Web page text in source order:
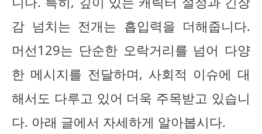
감 넘치는 전개는 흡입력을 더해줍니다.
머선129는 단순한 오락거리를 넘어 다양
한 메시지를 전달하며, 사회적 이슈에 대
해서도 다루고 있어 더욱 주목받고 있습니
다. 아래 글에서 자세하게 알아봅시다.